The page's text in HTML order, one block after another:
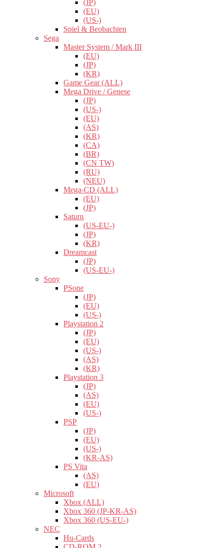
(JP)
(EU)
(US-)
Spiel & Beobachten
Sega
Master System / Mark III
(EU)
(JP)
(KR)
Game Gear (ALL)
Mega Drive / Genese
(JP)
(US-)
(EU)
(AS)
(KR)
(CA)
(BR)
(CN TW)
(RU)
(NEU)
Mega-CD (ALL)
(EU)
(JP)
Saturn
(US-EU-)
(JP)
(KR)
Dreamcast
(JP)
(US-EU-)
Sony
PSone
(JP)
(EU)
(US-)
Playstation 2
(JP)
(EU)
(US-)
(AS)
(KR)
Playstation 3
(JP)
(AS)
(EU)
(US-)
PSP
(JP)
(EU)
(US-)
(KR-AS)
PS Vita
(AS)
(EU)
Microsoft
Xbox (ALL)
Xbox 360 (JP-KR-AS)
Xbox 360 (US-EU-)
NEC
Hu-Cards